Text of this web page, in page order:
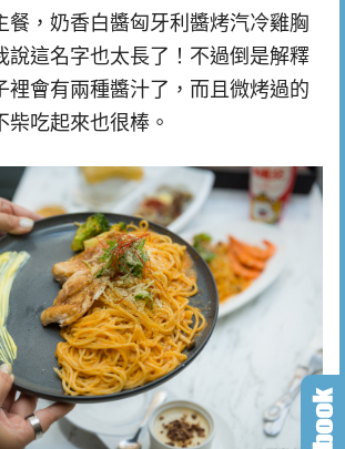
餐，奶香白醬匈牙利醬烤汽冷雞胸
這名字也太長了！不過倒是解釋
裡會有兩種醬汁了，而且微烤過的
柴吃起來也很棒。